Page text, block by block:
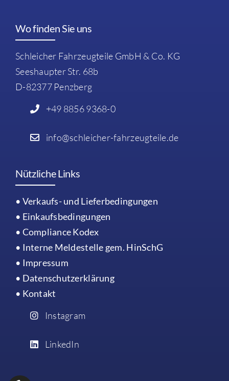
Wo finden Sie uns
Schleicher Fahrzeugteile GmbH & Co. KG
Seeshaupter Str. 68b
D-82377 Penzberg
+49 8856 9368-0
info@schleicher-fahrzeugteile.de
Nützliche Links
• Verkaufs- und Lieferbedingungen
• Einkaufsbedingungen
• Compliance Kodex
• Interne Meldestelle gem. HinSchG
• Impressum
• Datenschutzerklärung
• Kontakt
Instagram
LinkedIn